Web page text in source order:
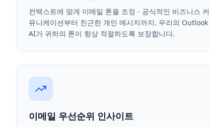
컨텍스트에 맞게 이메일 톤을 조정 - 공식적인 비즈니스 커
뮤니케이션부터 친근한 개인 메시지까지. 우리의 Outlook
AI가 귀하의 톤이 항상 적절하도록 보장합니다.
이메일 우선순위 인사이트